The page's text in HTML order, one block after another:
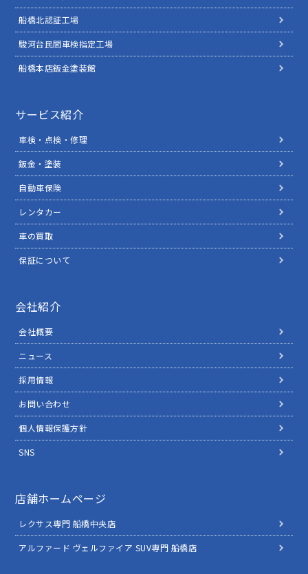
船橋北認証工場
駿河台民間車検指定工場
船橋本店鈑金塗装館
サービス紹介
車検・点検・修理
鈑金・塗装
自動車保険
レンタカー
車の買取
保証について
会社紹介
会社概要
ニュース
採用情報
お問い合わせ
個人情報保護方針
SNS
店舗ホームページ
レクサス専門 船橋中央店
アルファード ヴェルファイア SUV専門 船橋店